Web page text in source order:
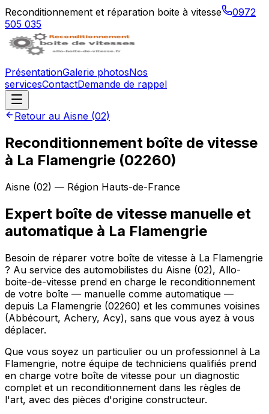
Reconditionnement et réparation boite à vitesse
0972
505 035
PrésentationGalerie photosNos
servicesContactDemande de rappel
Retour au Aisne (02)
Reconditionnement boîte de vitesse
à La Flamengrie (02260)
Aisne (02) — Région Hauts-de-France
Expert boîte de vitesse manuelle et
automatique à La Flamengrie
Besoin de réparer votre boîte de vitesse à La Flamengrie
? Au service des automobilistes du Aisne (02), Allo-
boite-de-vitesse prend en charge le reconditionnement
de votre boîte — manuelle comme automatique —
depuis La Flamengrie (02260) et les communes voisines
(Abbécourt, Achery, Acy), sans que vous ayez à vous
déplacer.
Que vous soyez un particulier ou un professionnel à La
Flamengrie, notre équipe de techniciens qualifiés prend
en charge votre boîte de vitesse pour un diagnostic
complet et un reconditionnement dans les règles de
l'art, avec des pièces d'origine constructeur.